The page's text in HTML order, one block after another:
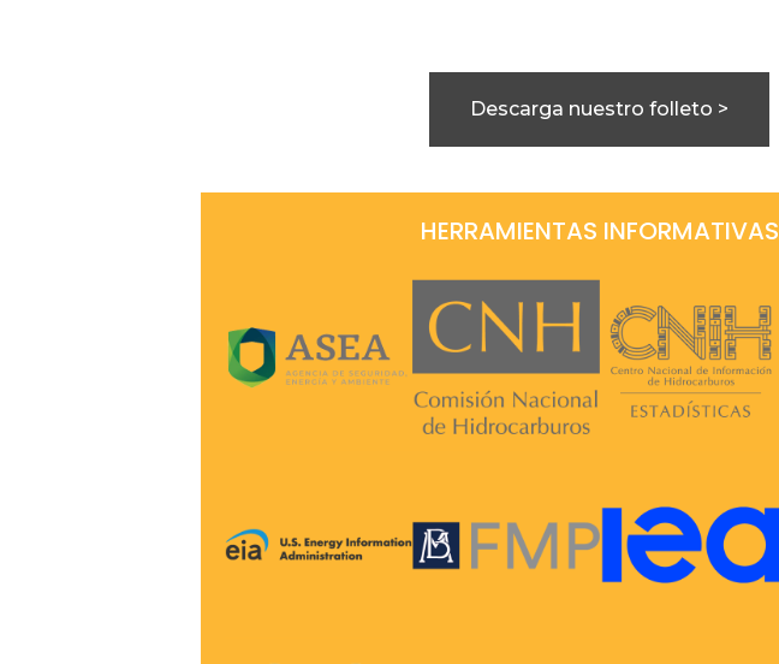
Descarga nuestro folleto >
HERRAMIENTAS INFORMATIVAS
ASEA > CNH >
Sistema de
Información de
Hidrocarburos
(SIH) >